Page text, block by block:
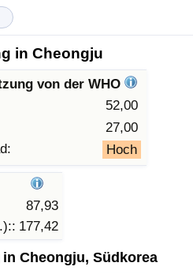
in Cheongju
von der WHO
52,00
27,00
Hoch
87,93
177,42
Cheongju, Südkorea
(aktuell)
nach Land
Land
Land